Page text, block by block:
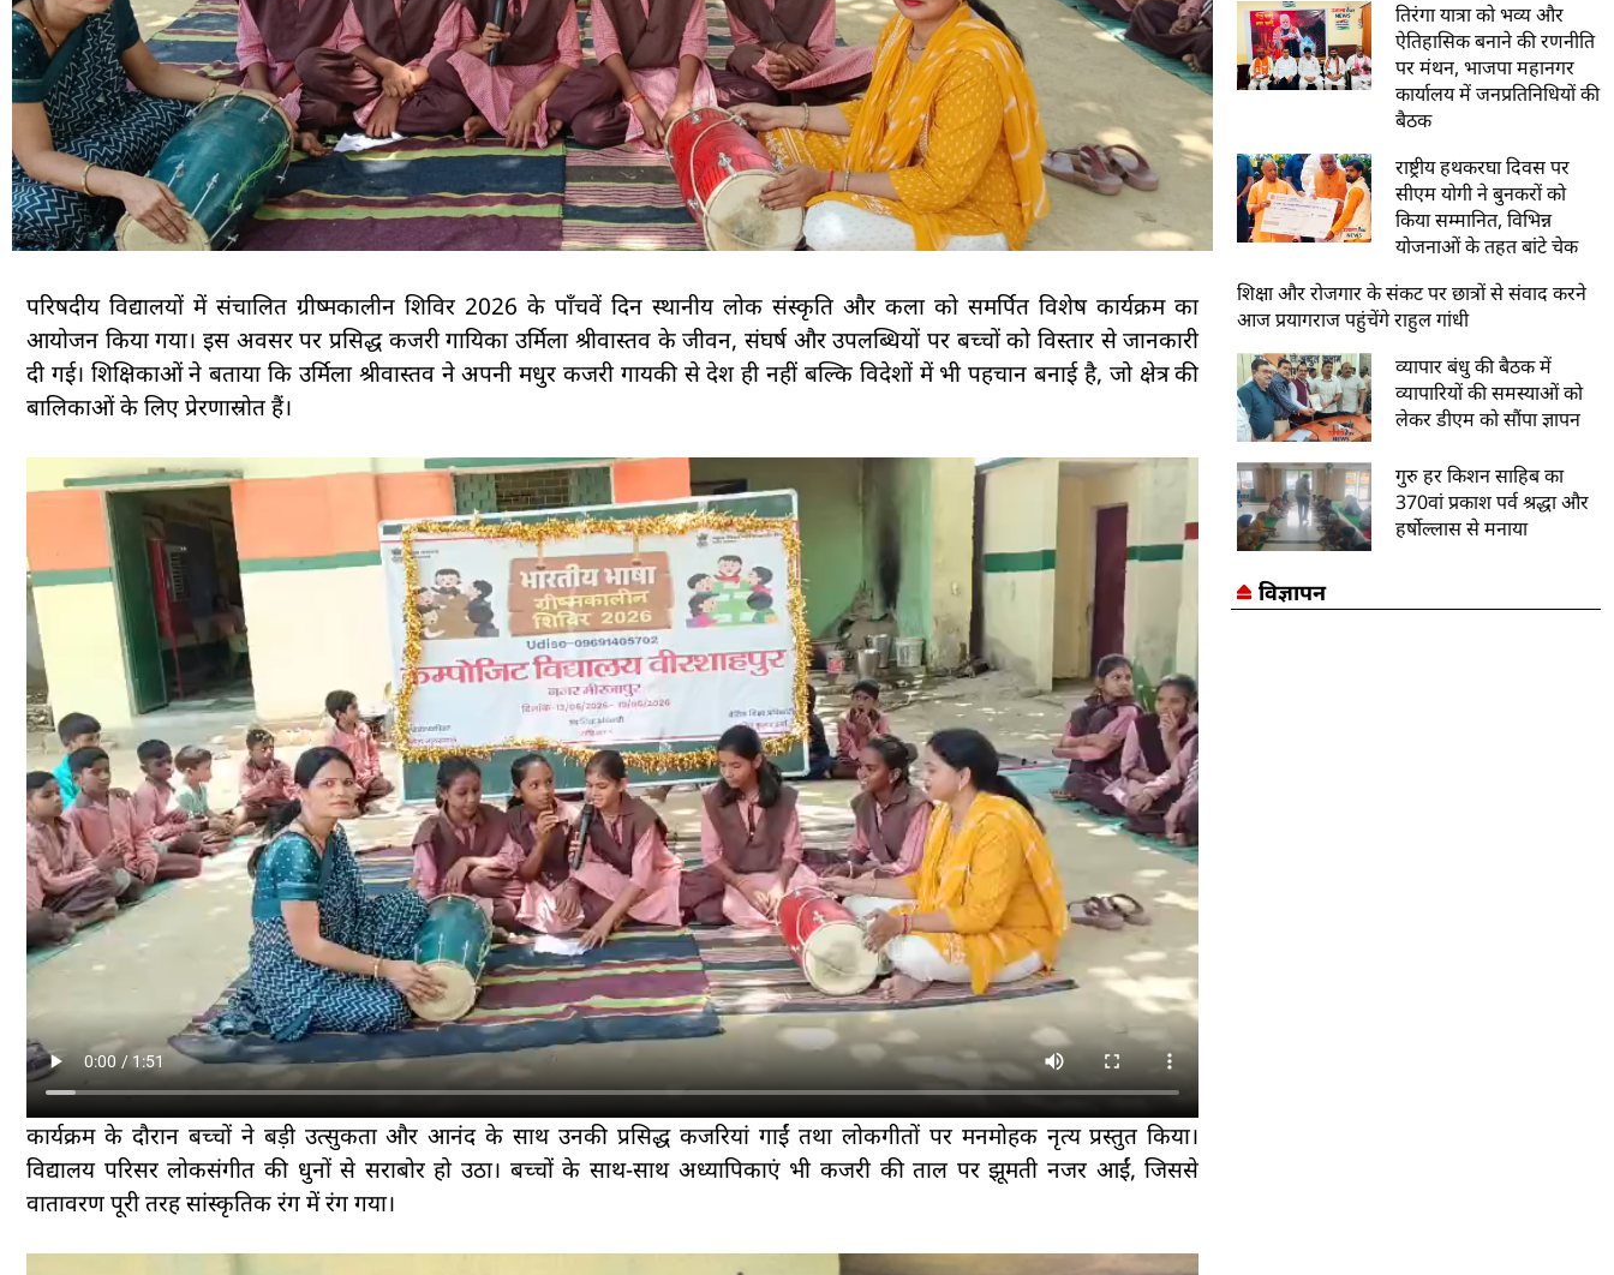
परिषदीय विद्यालयों में संचालित ग्रीष्मकालीन शिविर 2026 के पाँचवें दिन स्थानीय लोक संस्कृति और कला को समर्पित विशेष कार्यक्रम का
आयोजन किया गया। इस अवसर पर प्रसिद्ध कजरी गायिका उर्मिला श्रीवास्तव के जीवन, संघर्ष और उपलब्धियों पर बच्चों को विस्तार से जानकारी
दी गई। शिक्षिकाओं ने बताया कि उर्मिला श्रीवास्तव ने अपनी मधुर कजरी गायकी से देश ही नहीं बल्कि विदेशों में भी पहचान बनाई है, जो क्षेत्र की
बालिकाओं के लिए प्रेरणास्रोत हैं।
कार्यक्रम के दौरान बच्चों ने बड़ी उत्सुकता और आनंद के साथ उनकी प्रसिद्ध कजरियां गाईं तथा लोकगीतों पर मनमोहक नृत्य प्रस्तुत किया।
विद्यालय परिसर लोकसंगीत की धुनों से सराबोर हो उठा। बच्चों के साथ-साथ अध्यापिकाएं भी कजरी की ताल पर झूमती नजर आईं, जिससे
वातावरण पूरी तरह सांस्कृतिक रंग में रंग गया।
तिरंगा यात्रा को भव्य और
ऐतिहासिक बनाने की रणनीति
पर मंथन, भाजपा महानगर
कार्यालय में जनप्रतिनिधियों की
बैठक
राष्ट्रीय हथकरघा दिवस पर
सीएम योगी ने बुनकरों को
किया सम्मानित, विभिन्न
योजनाओं के तहत बांटे चेक
शिक्षा और रोजगार के संकट पर छात्रों से संवाद करने
आज प्रयागराज पहुंचेंगे राहुल गांधी
व्यापार बंधु की बैठक में
व्यापारियों की समस्याओं को
लेकर डीएम को सौंपा ज्ञापन
गुरु हर किशन साहिब का
370वां प्रकाश पर्व श्रद्धा और
हर्षोल्लास से मनाया
विज्ञापन